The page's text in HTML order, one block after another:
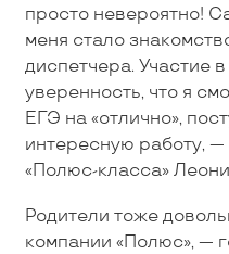
просто невероятно!
меня стало
диспетчера. Участие
уверенность, что я
ЕГЭ на «отлично»,
интересную работу, —
«Полюс-класса»
Родители тоже
компании «Полюс», —